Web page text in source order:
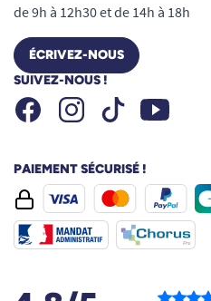
de 9h à 12h30 et de 14h à 18h
ÉCRIVEZ-NOUS
SUIVEZ-NOUS !
FacebookInstagramTiktok Youtube
PAIEMENT SÉCURISÉ !